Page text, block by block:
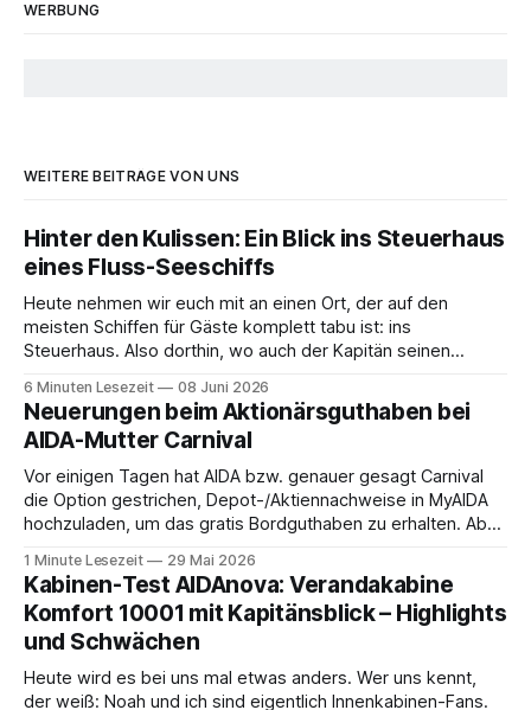
WERBUNG
WEITERE BEITRÄGE VON UNS
Hinter den Kulissen: Ein Blick ins Steuerhaus
eines Fluss-Seeschiffs
Heute nehmen wir euch mit an einen Ort, der auf den
meisten Schiffen für Gäste komplett tabu ist: ins
Steuerhaus. Also dorthin, wo auch der Kapitän seinen
Saxonia ging es zur Mittagszeit von Mainz Richtung Koblenz
– und wir durften für ein
6 Minuten Lesezeit 08 Juni 2026
Neuerungen beim Aktionärsguthaben bei
AIDA-Mutter Carnival
Vor einigen Tagen hat AIDA bzw. genauer gesagt Carnival
die Option gestrichen, Depot-/Aktiennachweise in MyAIDA
hochzuladen, um das gratis Bordguthaben zu erhalten. Ab
werden, um das Bordguthaben zu erhalten. Bereits vor
einiger Zeit wurde zudem die Möglichkeit gestrichen, das
Bordguthaben per
1 Minute Lesezeit 29 Mai 2026
Kabinen-Test AIDAnova: Verandakabine
Komfort 10001 mit Kapitänsblick – Highlights
und Schwächen
Heute wird es bei uns mal etwas anders. Wer uns kennt,
der weiß: Noah und ich sind eigentlich Innenkabinen-Fans.